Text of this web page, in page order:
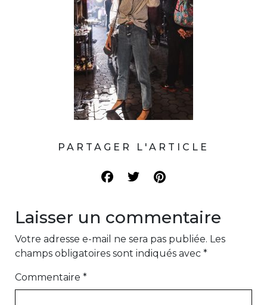
PARTAGER L'ARTICLE
Laisser un commentaire
Votre adresse e-mail ne sera pas publiée. Les
champs obligatoires sont indiqués avec *
Commentaire *